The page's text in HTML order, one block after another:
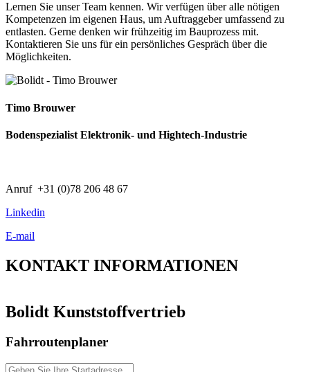
Lernen Sie unser Team kennen. Wir verfügen über alle nötigen
Kompetenzen im eigenen Haus, um Auftraggeber umfassend zu
entlasten. Gerne denken wir frühzeitig im Bauprozess mit.
Kontaktieren Sie uns für ein persönliches Gespräch über die
Möglichkeiten.
Timo Brouwer
Bodenspezialist Elektronik- und Hightech-Industrie
Anruf +31 (0)78 206 48 67
Linkedin
E-mail
KONTAKT INFORMATIONEN
Bolidt Kunststoffvertrieb
Fahrroutenplaner